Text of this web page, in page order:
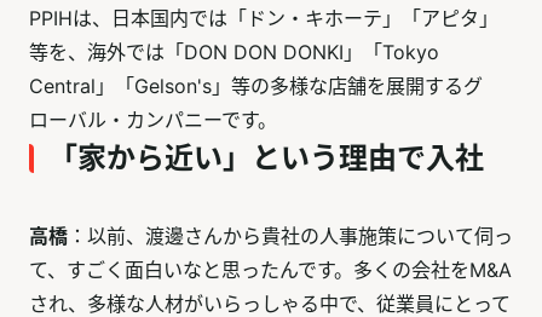
PPIHは、日本国内では「ドン・キホーテ」「アピタ」
等を、海外では「DON DON DONKI」「Tokyo
Central」「Gelson's」等の多様な店舗を展開するグ
ローバル・カンパニーです。
「家から近い」という理由で入社
高橋 ：以前、渡邊さんから貴社の人事施策について伺っ
て、すごく面白いなと思ったんです。多くの会社をM&A
され、多様な人材がいらっしゃる中で、従業員にとって